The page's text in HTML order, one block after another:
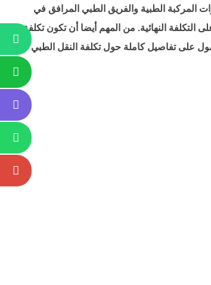
المركبة الطبية والفريق الطبي المرافق في
النهائية. من المهم أيضا أن تكون تكلفة
على تفاصيل كاملة حول تكلفة النقل الطبي
Whatsapp
Whatsapp
Phone
Phone